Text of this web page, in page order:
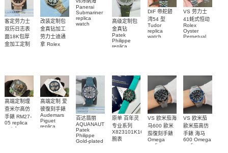
客定劳力士
双历日志表
面18K包厚
金加工定制
watch
改装定制包
金真钻加工
劳力士迪通
拿 Rolex
diamonds
m126508-
0003腕表
Panerai
Submariner
replica
watch
高级定制包
金真钻
Patek
Philippe
replica
011復刻手錶
腕表
DIF 帝舵碧
湾54 型
Tudor
replica
watch
VS 劳力士
41蚝式恒动
Rolex
Oyster
Perpetual
高端定制理
查米尔高仿
手錶 RM27-
05 replica
watch
高端定制 爱
彼復刻手錶
Audemars
Piguet
replica
26579CB.OO.1225CB.01
百达翡丽
AQUANAUT
Patek
Philippe
Gold-plated
原单 百年灵
专业系列
X823101K1C1S1
腕表
VS 欧米茄海
马600 歐米
茄復刻手錶
Omega
replica
VS 欧米茄
歐米茄高仿
手錶 海马
600 Omega
replica